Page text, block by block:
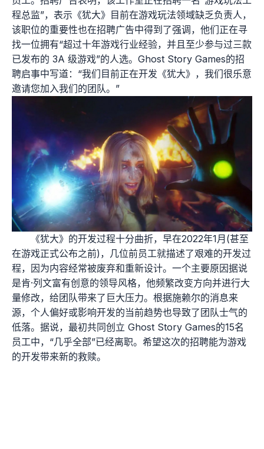
程总监”，表示《犹大》目前在游戏玩法领域缺乏负责人，
该职位的重要性也在招聘广告中得到了强调，他们正在寻
找一位拥有“超过十年游戏行业经验，并且至少参与过三款
已发布的 3A 级游戏”的人选。Ghost Story Games的招
聘启事中写道：“我们目前正在开发《犹大》，我们很乐意
邀请您加入我们的团队。”
《犹大》的开发过程十分曲折，早在2022年1月(甚至
在游戏正式公布之前)，几位前员工就描述了艰难的开发过
程，因为内容经常被废弃和重新设计。一个主要原因据说
是肯·列文富有创意的领导风格，他频繁改变方向并进行大
量修改，给团队带来了巨大压力。根据施赖尔的消息来
源，个人偏好或影响开发的当前趋势也导致了团队士气的
低落。据说，最初共同创立 Ghost Story Games的15名
员工中，“几乎全部”已经离职。希望这次的招聘能为游戏
的开发带来新的救赎。